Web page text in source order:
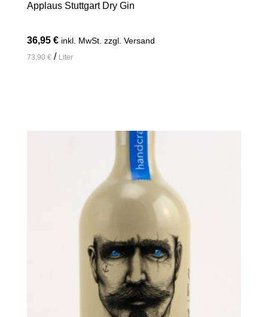
Applaus Stuttgart Dry Gin
36,95 € inkl. MwSt. zzgl. Versand
73,90 €/ Liter